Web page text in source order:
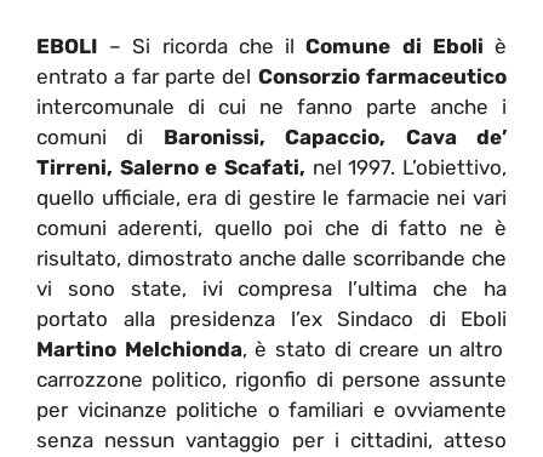
EBOLI – Si ricorda che ilComune di Eboli è
entrato a far parte del Consorzio farmaceutico
intercomunale di cui ne fanno parte anche i
comuni di Baronissi, Capaccio, Cava de’
Tirreni, Salerno e Scafati, nel 1997. L’obiettivo,
quello ufficiale, era di gestire le farmacie nei vari
comuni aderenti, quello poi che di fatto ne è
risultato, dimostrato anche dalle scorribande che
vi sono state, ivi compresa l’ultima che ha
portato alla presidenza l’ex Sindaco di Eboli
Martino Melchionda, è stato di creare un altro
carrozzone politico, rigonfio di persone assunte
per vicinanze politiche o familiari e ovviamente
senza nessun vantaggio per i cittadini, atteso